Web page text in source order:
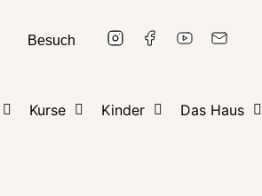
Besuch
Kurse Kinder Das Haus